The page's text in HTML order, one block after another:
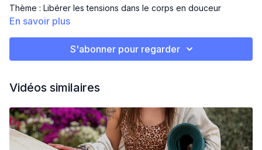
Thème : Libérer les tensions dans le corps en douceur
Matériel : ton tapis et ton corps
préféré!
Amusez-vous 😊
Léonie
En savoir plus
S'abonner pour regarder
Vidéos similaires